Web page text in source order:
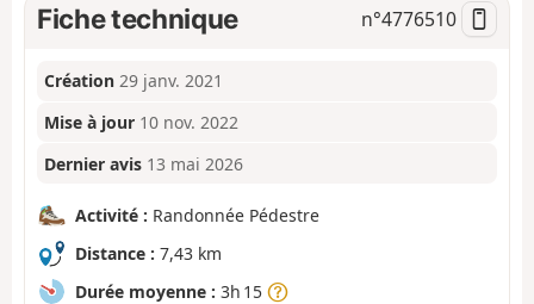
Fiche technique n°4776510
Création 29 janv. 2021
Mise à jour 10 nov. 2022
Dernier avis 13 mai 2026
Activité : Randonnée Pédestre
Distance : 7,43 km
Durée moyenne : 3h 15